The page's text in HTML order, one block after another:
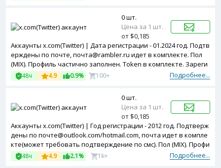
Аккаунты x.com(Twitter) | Дата регистрации - 01.2024 год. Подтв
ерждены по почте, почта@rambler.ru идет в комплекте. Пол
(MIX). Профиль частично заполнен. Token в комплекте. Зареги
стрированы с MIX ip.
Подробнее...
48ч 4.9 0.9% 100+
0 шт.
Цена за 1 шт.
от $0,185
Аккаунты x.com(Twitter) | Год регистрации - 2012 год. Подтверж
дены по почте@outlook.com/hotmail.com, почта идет в компле
кте(может требовать подтверждение по смс). Пол (MIX). Профи
ль частично заполнен. Двухфакторная авторизация включен
а. Token в комплекте.
Подробнее...
48ч 4.9 2.1% 1k+
0 шт.
Цена за 1 шт.
от $0,185